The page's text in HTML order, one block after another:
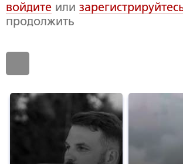
войдите или
продолжить